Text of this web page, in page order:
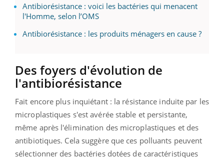
Antibiorésistance : voici les bactéries qui menacent
l'Homme, selon l’OMS
Antibiorésistance : les produits ménagers en cause ?
Des foyers d'évolution de
l'antibiorésistance
Fait encore plus inquiétant : la résistance induite par les
microplastiques s'est avérée stable et persistante,
même après l'élimination des microplastiques et des
antibiotiques. Cela suggère que ces polluants peuvent
sélectionner des bactéries dotées de caractéristiques